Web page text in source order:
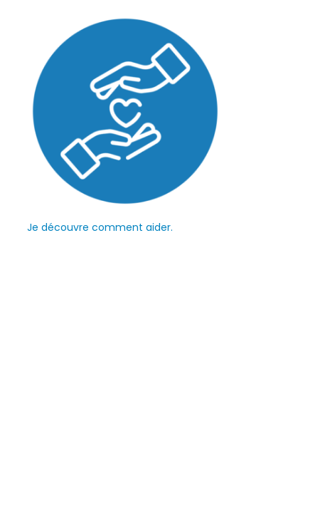
Je découvre comment aider.